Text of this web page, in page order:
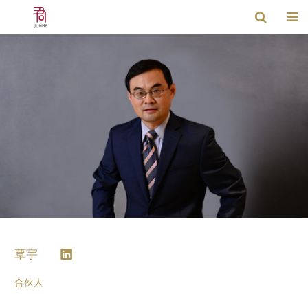
覃宇
合伙人